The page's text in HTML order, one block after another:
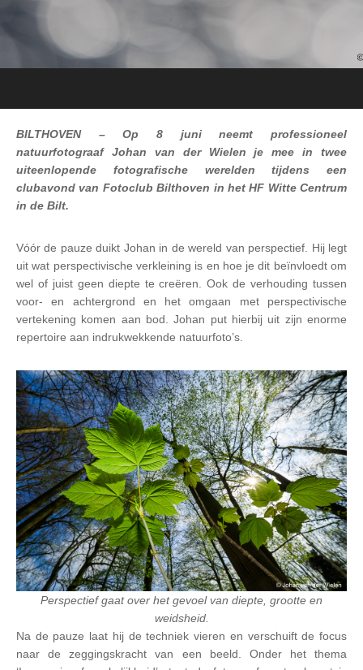
BILTHOVEN – Op 8 juni neemt professioneel
natuurfotograaf Johan van der Wielen je mee in twee
uiteenlopende fotografische werelden tijdens een
clubavond van Fotoclub Bilthoven in het HF Witte Centrum
in de Bilt.
Vóór de pauze duikt Johan in de wereld van perspectief. Hij legt
uit wat perspectivische verkleining is en hoe je dit beïnvloedt om
wel of juist geen diepte te creëren. Ook de verhouding tussen
voor- en achtergrond en het omgaan met perspectivische
vertekening komen aan bod. Johan put hierbij uit zijn enorme
repertoire aan indrukwekkende natuurfoto’s.
Perspectief gaat over het gevoel van diepte, grootte en
weidsheid.
Na de pauze laat hij de techniek vieren en verschuift de focus
naar de zeggingskracht van een beeld. Onder het thema